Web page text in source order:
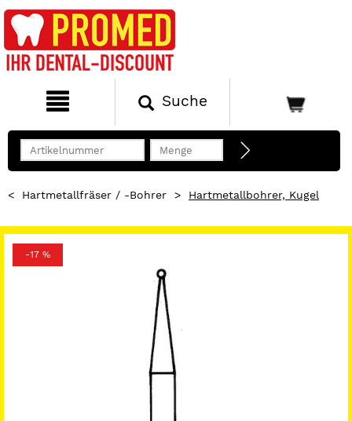
Suche
< Hartmetallfräser / -Bohrer > Hartmetallbohrer, Kugel
-17 %